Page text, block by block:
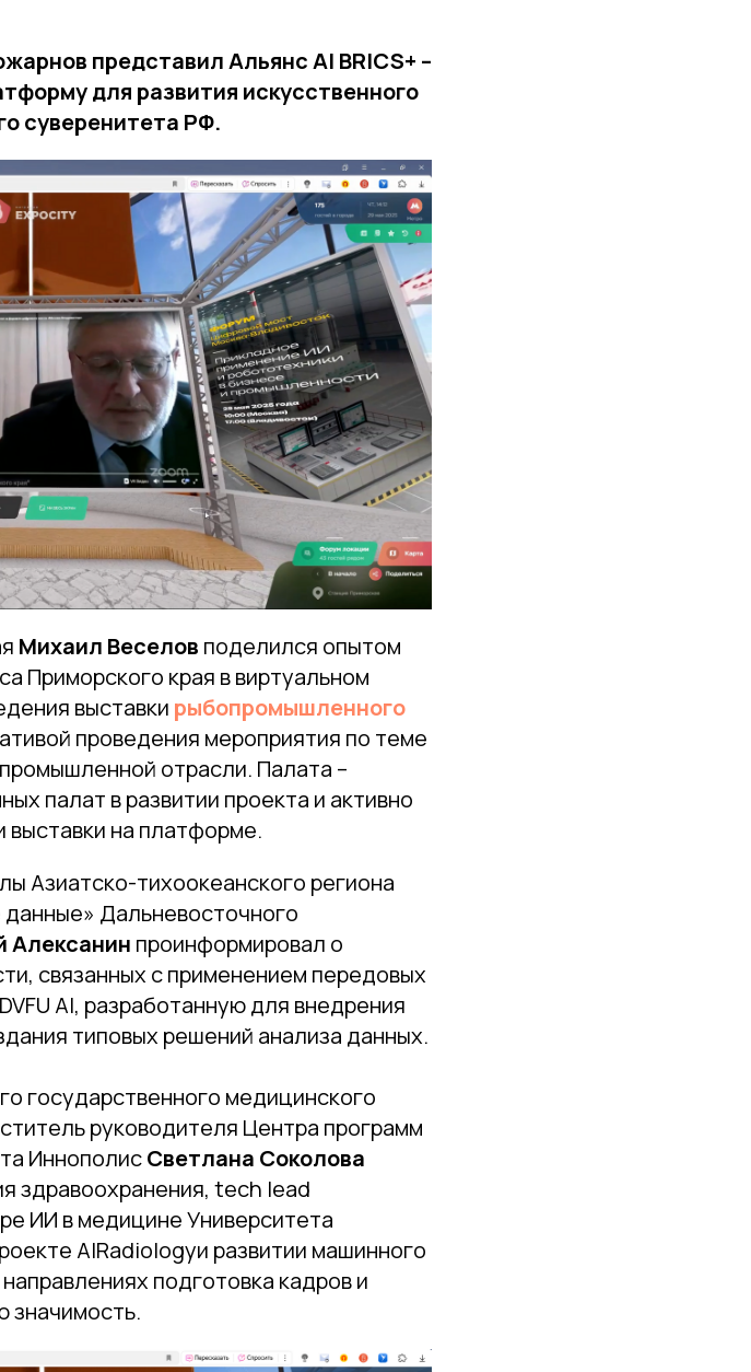
представил Альянс AI BRICS+ –
для развития искусственного
суверенитета РФ.
Михаил Веселов поделился опытом
Приморского края в виртуальном
выставки рыбопромышленного
проведения мероприятия по теме
отрасли. Палата –
палат в развитии проекта и активно
выставки на платформе.
Азиатско-тихоокеанского региона
Дальневосточного
Алексанин проинформировал о
связанных с применением передовых
AI, разработанную для внедрения
типовых решений анализа данных.
государственного медицинского
руководителя Центра программ
ИннополисСветлана Соколова
здравоохранения, tech lead
ИИ в медицине Университета
AIRadiologyи развитии машинного
подготовка кадров и
значимость.